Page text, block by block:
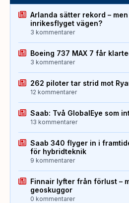
Arlanda sätter rekord –
inrikesflyget vägen?
3 kommentarer
Boeing 737 MAX 7 får
3 kommentarer
262 piloter tar strid mot
12 kommentarer
Saab: Två GlobalEye som
13 kommentarer
Saab 340 flyger in i
för hybridteknik
9 kommentarer
Finnair lyfter från förlust –
geoskuggor
0 kommentarer